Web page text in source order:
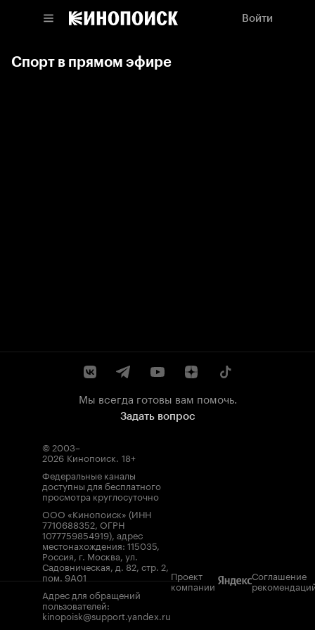
Войти
Спорт в прямом эфире
Мы всегда готовы вам помочь.
Задать вопрос
© 2003–
2026 Кинопоиск. 18+
Федеральные каналы
доступны для бесплатного
просмотра круглосуточно
ООО «Кинопоиск» (ИНН
7710688352, ОГРН
1077759854919), адрес
местонахождения: 115035,
Россия, г. Москва, ул.
Садовническая, д. 82, стр. 2,
пом. 9А01
Адрес для обращений
пользователей:
kinopoisk@support.yandex.ru
Проект
компании
Соглашение